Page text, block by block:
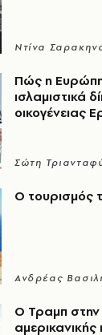
Ντίνα
Πώς η
ισλαμιστικά
οικογένειας
Σώτη
Ο τουρισμός
Ανδρέας
Ο Τραμπ στην
αμερικανικής